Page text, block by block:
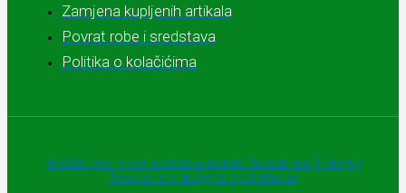
Zamjena kupljenih artikala
Povrat robe i sredstava
Politika o kolačićima
© 2025 - Sva prava zadržava Apoteke "Belladonna" Trebinje |
Powered and designed by Webherzz